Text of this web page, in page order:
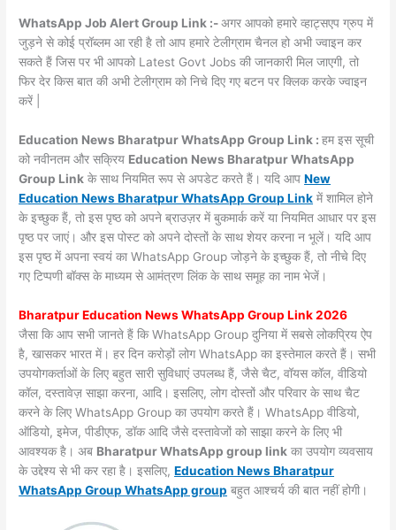
WhatsApp Job Alert Group Link :-अगर आपको हमारे व्हाट्सएप ग्रुप में
जुड़ने से कोई प्रॉब्लम आ रही है तो आप हमारे टेलीग्राम चैनल हो अभी ज्वाइन कर
सकते हैं जिस पर भी आपको Latest Govt Jobs की जानकारी मिल जाएगी, तो
फिर देर किस बात की अभी टेलीग्राम को निचे दिए गए बटन पर क्लिक करके ज्वाइन
करें |
Education News Bharatpur WhatsApp Group Link :हम इस सूची
को नवीनतम और सक्रिय Education News Bharatpur WhatsApp
Group Link के साथ नियमित रूप से अपडेट करते हैं। यदि आपNew
Education News Bharatpur WhatsApp Group Link में शामिल होने
के इच्छुक हैं, तो इस पृष्ठ को अपने ब्राउज़र में बुकमार्क करें या नियमित आधार पर इस
पृष्ठ पर जाएं। और इस पोस्ट को अपने दोस्तों के साथ शेयर करना न भूलें। यदि आप
इस पृष्ठ में अपना स्वयं का WhatsApp Group जोड़ने के इच्छुक हैं, तो नीचे दिए
गए टिप्पणी बॉक्स के माध्यम से आमंत्रण लिंक के साथ समूह का नाम भेजें।
Bharatpur Education News WhatsApp Group Link 2026
जैसा कि आप सभी जानते हैं कि WhatsApp Group दुनिया में सबसे लोकप्रिय ऐप
है, खासकर भारत में। हर दिन करोड़ों लोग WhatsApp का इस्तेमाल करते हैं। सभी
उपयोगकर्ताओं के लिए बहुत सारी सुविधाएं उपलब्ध हैं, जैसे चैट, वॉयस कॉल, वीडियो
कॉल, दस्तावेज़ साझा करना, आदि। इसलिए, लोग दोस्तों और परिवार के साथ चैट
करने के लिए WhatsApp Group का उपयोग करते हैं। WhatsApp वीडियो,
ऑडियो, इमेज, पीडीएफ, डॉक आदि जैसे दस्तावेजों को साझा करने के लिए भी
आवश्यक है। अब Bharatpur WhatsApp group link का उपयोग व्यवसाय
के उद्देश्य से भी कर रहा है। इसलिए,Education News Bharatpur
WhatsApp Group WhatsApp group बहुत आश्चर्य की बात नहीं होगी।